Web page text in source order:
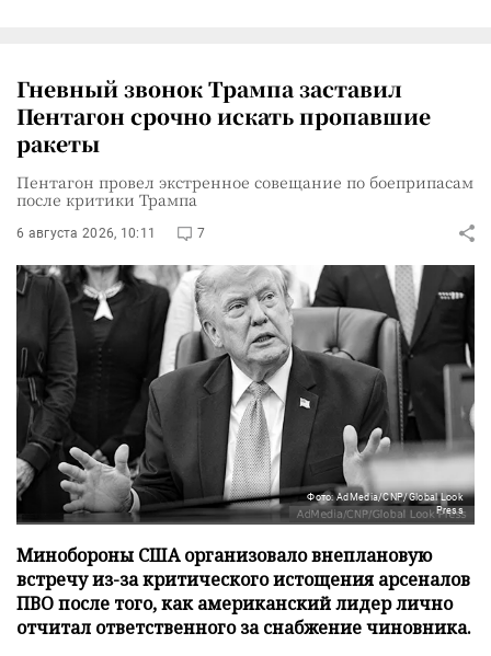
Гневный звонок Трампа заставил
Пентагон срочно искать пропавшие
ракеты
Пентагон провел экстренное совещание по боеприпасам
после критики Трампа
6 августа 2026, 10:11 7
Фото: AdMedia/CNP/Global Look
Press
Минобороны США организовало внеплановую
встречу из-за критического истощения арсеналов
ПВО после того, как американский лидер лично
отчитал ответственного за снабжение чиновника.